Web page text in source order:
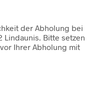
der Abholung bei
Lindaunis. Bitte setzen
Ihrer Abholung mit